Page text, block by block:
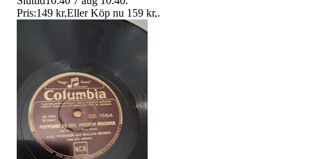
Pris:149 kr,Eller Köp nu 159 kr,.